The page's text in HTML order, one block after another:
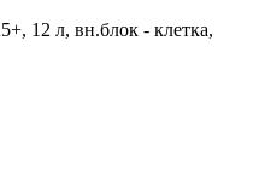
12 л, вн.блок - клетка,